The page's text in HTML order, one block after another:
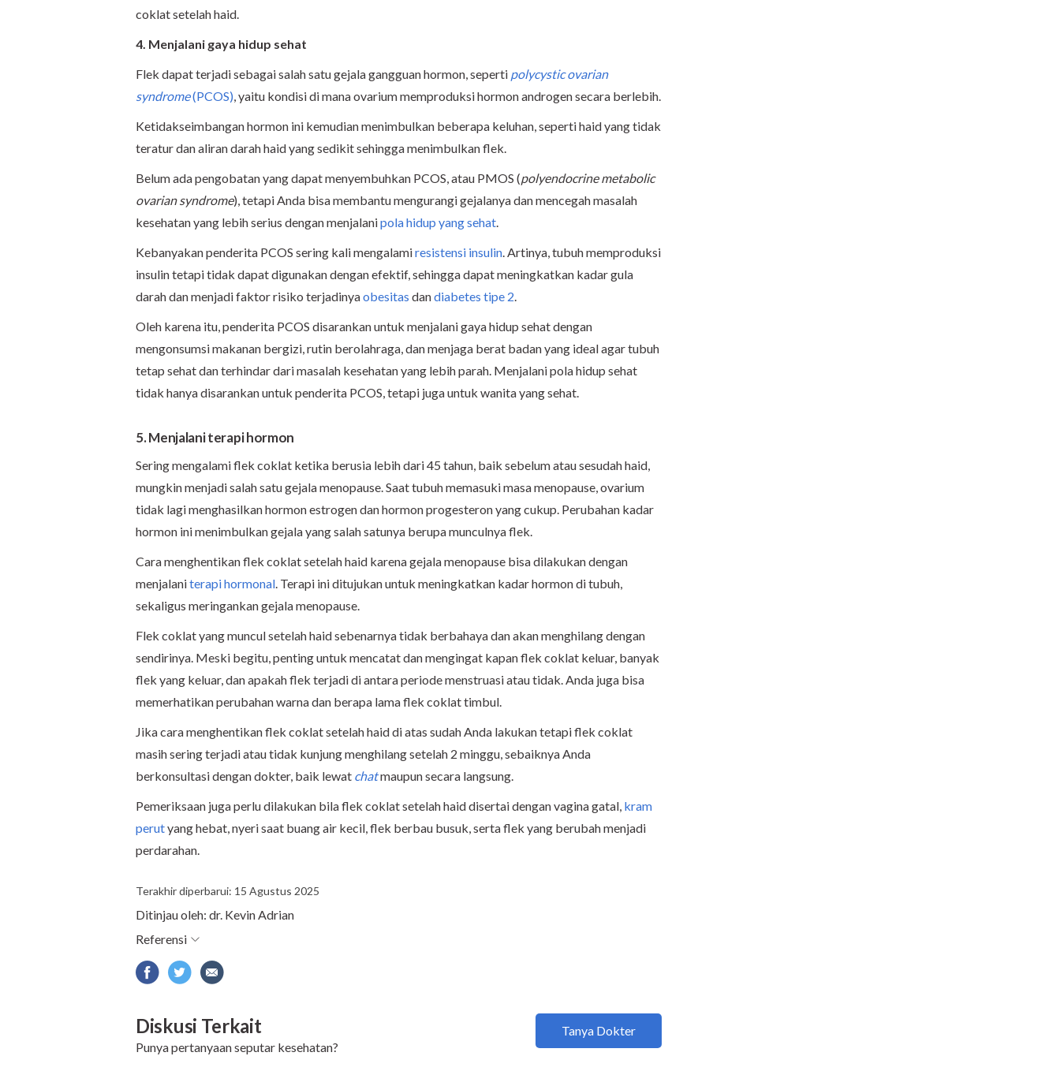
coklat setelah haid.
4. Menjalani gaya hidup sehat
Flek dapat terjadi sebagai salah satu gejala gangguan hormon, seperti polycystic ovarian
syndrome(PCOS), yaitu kondisi di mana ovarium memproduksi hormon androgen secara berlebih.
Ketidakseimbangan hormon ini kemudian menimbulkan beberapa keluhan, seperti haid yang tidak
teratur dan aliran darah haid yang sedikit sehingga menimbulkan flek.
Belum ada pengobatan yang dapat menyembuhkan PCOS, atau PMOS (polyendocrine metabolic
ovarian syndrome), tetapi Anda bisa membantu mengurangi gejalanya dan mencegah masalah
kesehatan yang lebih serius dengan menjalanipola hidup yang sehat.
Kebanyakan penderita PCOS sering kali mengalamiresistensi insulin. Artinya, tubuh memproduksi
insulin tetapi tidak dapat digunakan dengan efektif, sehingga dapat meningkatkan kadar gula
darah dan menjadi faktor risiko terjadinyaobesitas dandiabetes tipe 2.
Oleh karena itu, penderita PCOS disarankan untuk menjalani gaya hidup sehat dengan
mengonsumsi makanan bergizi, rutin berolahraga, dan menjaga berat badan yang ideal agar tubuh
tetap sehat dan terhindar dari masalah kesehatan yang lebih parah. Menjalani pola hidup sehat
tidak hanya disarankan untuk penderita PCOS, tetapi juga untuk wanita yang sehat.
5. Menjalani terapi hormon
Sering mengalami flek coklat ketika berusia lebih dari 45 tahun, baik sebelum atau sesudah haid,
mungkin menjadi salah satu gejala menopause. Saat tubuh memasuki masa menopause, ovarium
tidak lagi menghasilkan hormon estrogen dan hormon progesteron yang cukup. Perubahan kadar
hormon ini menimbulkan gejala yang salah satunya berupa munculnya flek.
Cara menghentikan flek coklat setelah haid karena gejala menopause bisa dilakukan dengan
menjalaniterapi hormonal. Terapi ini ditujukan untuk meningkatkan kadar hormon di tubuh,
sekaligus meringankan gejala menopause.
Flek coklat yang muncul setelah haid sebenarnya tidak berbahaya dan akan menghilang dengan
sendirinya. Meski begitu, penting untuk mencatat dan mengingat kapan flek coklat keluar, banyak
flek yang keluar, dan apakah flek terjadi di antara periode menstruasi atau tidak. Anda juga bisa
memerhatikan perubahan warna dan berapa lama flek coklat timbul.
Jika cara menghentikan flek coklat setelah haid di atas sudah Anda lakukan tetapi flek coklat
masih sering terjadi atau tidak kunjung menghilang setelah 2 minggu, sebaiknya Anda
berkonsultasi dengan dokter, baik lewat chatmaupun secara langsung.
Pemeriksaan juga perlu dilakukan bila flek coklat setelah haid disertai dengan vagina gatal, kram
perutyang hebat, nyeri saat buang air kecil, flek berbau busuk, serta flek yang berubah menjadi
perdarahan.
Terakhir diperbarui: 15 Agustus 2025